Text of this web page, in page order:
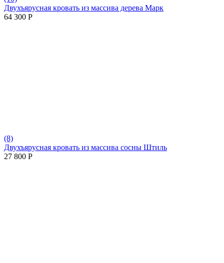
Двухъярусная кровать из массива дерева Марк
64 300 Р
(8)
Двухъярусная кровать из массива сосны Штиль
27 800 Р